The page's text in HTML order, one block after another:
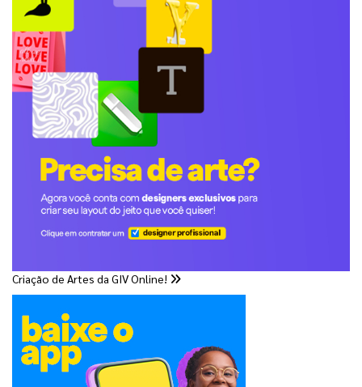
Criação de Artes da GIV Online!